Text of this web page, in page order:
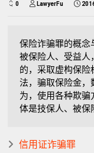
0 LawyerFu
保险诈骗罪的概念
被保险人、受益人
的，采取虚构保险
法，骗取保险金，
为，使用各种欺骗
体是技保人、被保
信用证诈骗罪